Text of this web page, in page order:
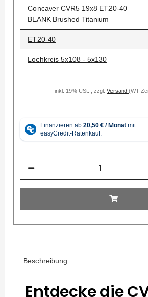
Concaver CVR5 19x8 ET20-40
BLANK Brushed Titanium
ET20-40
Lochkreis 5x108 - 5x130
inkl. 19% USt. , zzgl. Versand (WT
Beschreibung
Entdecke die